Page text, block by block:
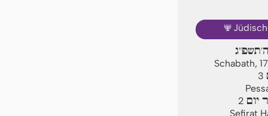
🕎
Schabath,
3
2 יום
Sefirat